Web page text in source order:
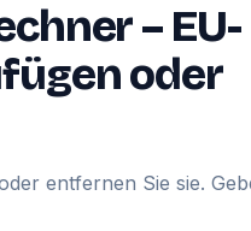
– EU-
oder
entfernen Sie sie.